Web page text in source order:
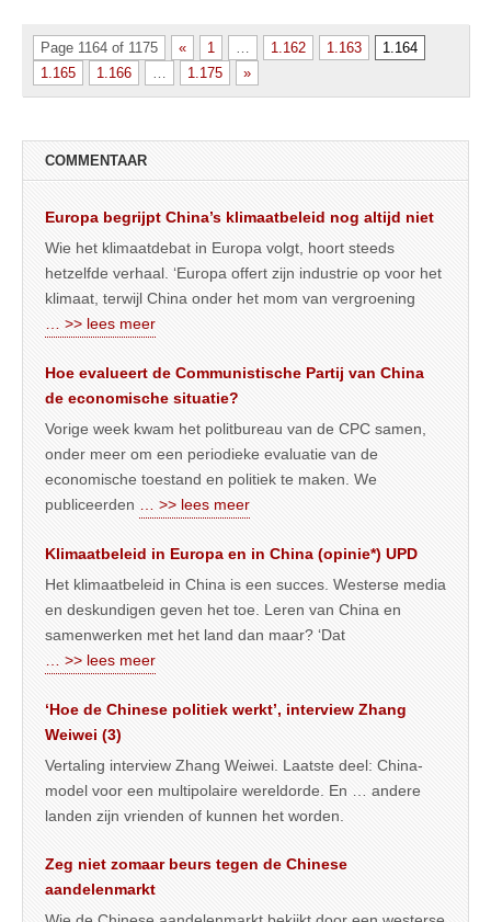
Page 1164 of 1175 « 1 1.162 1.163
1.164
1.165
1.166 1.175 »
COMMENTAAR
Europa begrijpt China’s klimaatbeleid nog altijd niet
Wie het klimaatdebat in Europa volgt, hoort steeds
hetzelfde verhaal. ‘Europa offert zijn industrie op voor het
klimaat, terwijl China onder het mom van vergroening
… >> lees meer
Hoe evalueert de Communistische Partij van China
de economische situatie?
Vorige week kwam het politbureau van de CPC samen,
onder meer om een periodieke evaluatie van de
economische toestand en politiek te maken. We
publiceerden
… >> lees meer
Klimaatbeleid in Europa en in China (opinie*) UPD
Het klimaatbeleid in China is een succes. Westerse media
en deskundigen geven het toe. Leren van China en
samenwerken met het land dan maar? ‘Dat
… >> lees meer
‘Hoe de Chinese politiek werkt’, interview Zhang
Weiwei (3)
Vertaling interview Zhang Weiwei. Laatste deel: China-
model voor een multipolaire wereldorde. En … andere
landen zijn vrienden of kunnen het worden.
Zeg niet zomaar beurs tegen de Chinese
aandelenmarkt